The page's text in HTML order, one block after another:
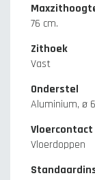
76 cm.
Zithoek
Vast
Onderstel
Aluminium, ø
Vloercontact
Vloerdoppen